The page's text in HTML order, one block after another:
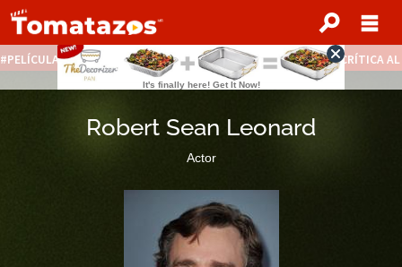
PELÍCULAS STREAMING GRATIS NOTICIAS DESTACADAS CRÍTICA
Robert Sean Leonard
Actor